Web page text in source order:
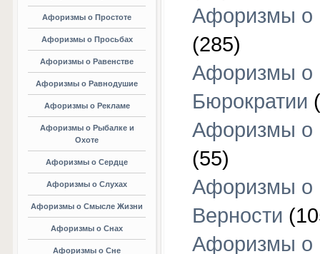
Афоризмы о Простоте
Афоризмы о Просьбах
Афоризмы о Равенстве
Афоризмы о Равнодушие
Афоризмы о Рекламе
Афоризмы о Рыбалке и
Охоте
Афоризмы о Сердце
Афоризмы о Слухах
Афоризмы о Смысле Жизни
Афоризмы о Снах
Афоризмы о Сне
Афоризмы о
(285)
Афоризмы о
Бюрократии
Афоризмы о
(55)
Афоризмы о
Верности
Афоризмы о